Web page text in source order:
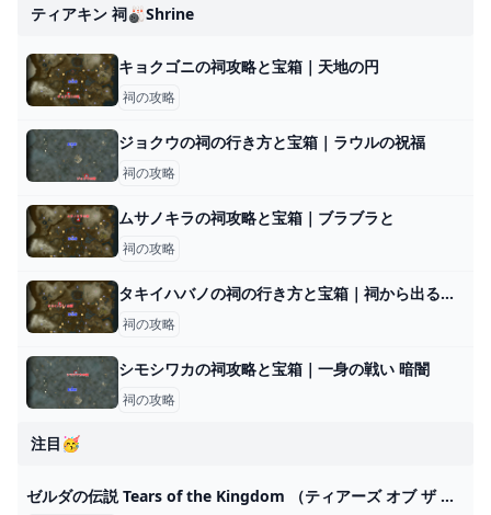
ティアキン 祠🎳shrine
キョクゴニの祠攻略と宝箱｜天地の円
祠の攻略
ジョクウの祠の行き方と宝箱｜ラウルの祝福
祠の攻略
ムサノキラの祠攻略と宝箱｜ブラブラと
祠の攻略
タキイハバノの祠の行き方と宝箱｜祠から出る方法
祠の攻略
シモシワカの祠攻略と宝箱｜一身の戦い 暗闇
祠の攻略
注目🥳
ゼルダの伝説 Tears of the Kingdom （ティアーズ オブ ザ キングダム） Switch HAC-P-AXN7A :2818739011:ベスト電器Yahoo!店 - 通販 - Yahoo!ショッピング